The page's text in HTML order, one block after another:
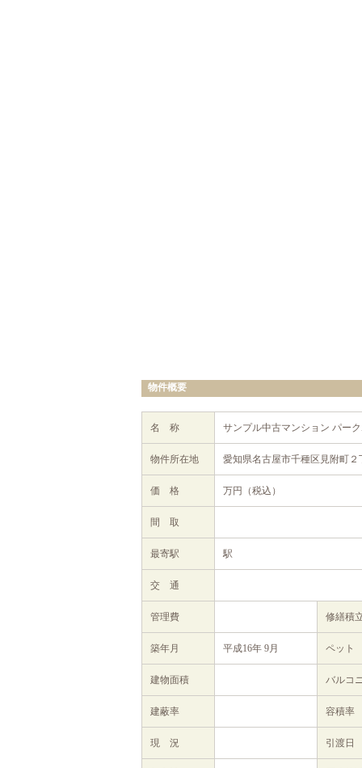
物件概要
名 称 サンプル中古マンション パー
物件所在地 愛知県名古屋市千種区見附町２
価 格 万円（税込）
間 取
最寄駅 駅
交 通
管理費 修繕
築年月 平成16年 9月 ペット
建物面積 バルコ
建蔽率 容積率
現 況 引渡日